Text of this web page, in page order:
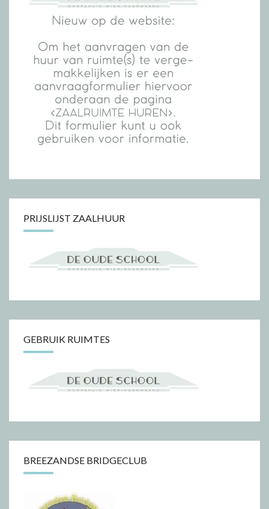
PRIJSLIJST ZAALHUUR
GEBRUIK RUIMTES
BREEZANDSE BRIDGECLUB